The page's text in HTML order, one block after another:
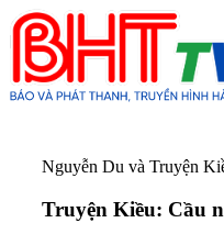
Nguyễn Du và Truyện
Truyện Kiều: Cầu